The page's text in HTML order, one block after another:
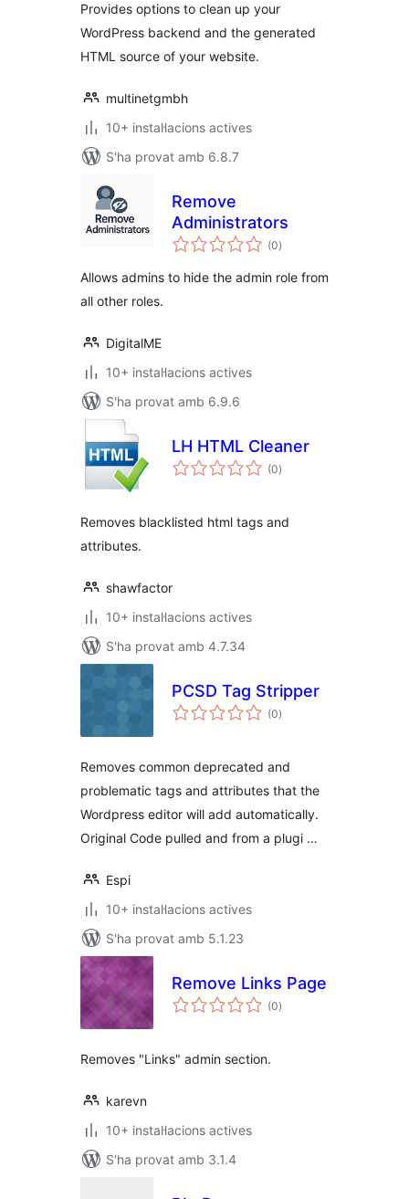
Provides options to clean up your
WordPress backend and the generated
HTML source of your website.
multinetgmbh
10+ instal·lacions actives
S'ha provat amb 6.8.7
Remove
Administrators
(0puntuacions
totals
)
Allows admins to hide the admin role from
all other roles.
DigitalME
10+ instal·lacions actives
S'ha provat amb 6.9.6
LH HTML Cleaner
(0puntuacions
totals
)
Removes blacklisted html tags and
attributes.
shawfactor
10+ instal·lacions actives
S'ha provat amb 4.7.34
PCSD Tag Stripper
(0puntuacions
totals
)
Removes common deprecated and
problematic tags and attributes that the
Wordpress editor will add automatically.
Original Code pulled and from a plugi …
Espi
10+ instal·lacions actives
S'ha provat amb 5.1.23
Remove Links Page
(0puntuacions
totals
)
Removes "Links" admin section.
karevn
10+ instal·lacions actives
S'ha provat amb 3.1.4